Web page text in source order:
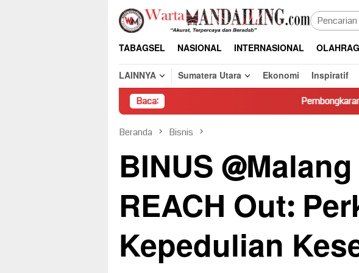
Loncat
konten
TABAGSEL NASIONAL INTERNASIONAL
LAINNYA
Sumatera Utara Ekonomi Inspiratif
Baca: Pembongkaran Paksa Rumah
Beranda Bisnis
BINUS
REACH Out:
Kepedulian